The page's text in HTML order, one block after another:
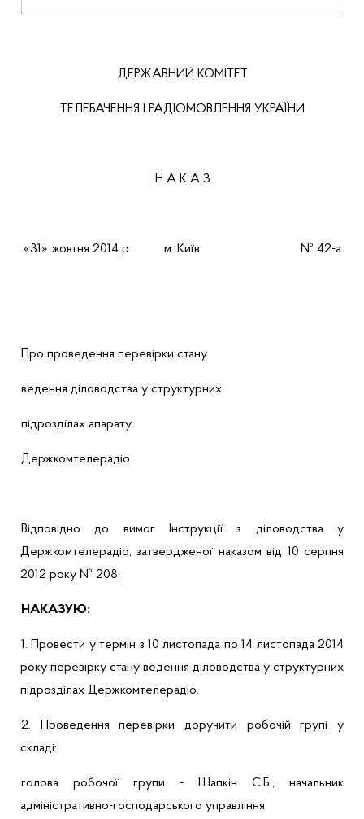
ДЕРЖАВНИЙ КОМІТЕТ
ТЕЛЕБАЧЕННЯ І РАДІОМОВЛЕННЯ УКРАЇНИ
Н А К А З
«31» жовтня 2014 р. м. Київ № 42-а
Про проведення перевірки стану
ведення діловодства у структурних
підрозділах апарату
Держкомтелерадіо
Відповідно до вимог Інструкції з діловодства у
Держкомтелерадіо, затвердженої наказом від 10 серпня
2012 року № 208,
НАКАЗУЮ:
1. Провести у термін з 10 листопада по 14 листопада 2014
року перевірку стану ведення діловодства у структурних
підрозділах Держкомтелерадіо.
2. Проведення перевірки доручити робочій групі у
складі:
голова робочої групи - Шапкін С.Б., начальник
адміністративно-господарського управління;